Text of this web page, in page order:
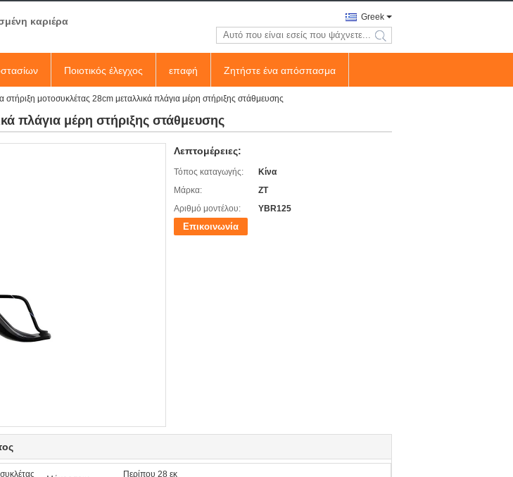
καριέρα Greek
search
Ποιοτικός έλεγχος επαφή Ζητήστε ένα απόσπασμα
στήριξη μοτοσυκλέτας 28cm μεταλλικά πλάγια μέρη στήριξης στάθμευσης
πλάγια μέρη στήριξης στάθμευσης
Λεπτομέρειες:
Τόπος καταγωγής:
Κίνα
Μάρκα:
ZT
Αριθμό μοντέλου:
YBR125
Επικοινωνία
Περίπου 28 εκ